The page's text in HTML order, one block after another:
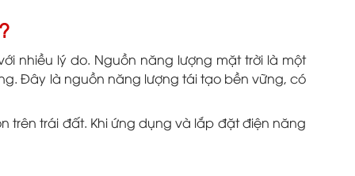
nhiều lý do. Nguồn năng lượng mặt trời là một
Đây là nguồn năng lượng tái tạo bền vững, có
trên trái đất. Khi ứng dụng và lắp đặt điện năng